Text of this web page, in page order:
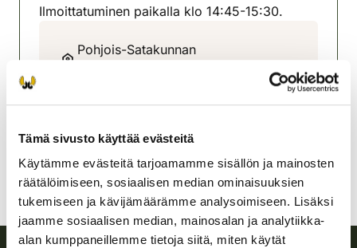
Tämä sivusto käyttää evästeitä
Käytämme evästeitä tarjoamamme sisällön ja mainosten
räätälöimiseen, sosiaalisen median ominaisuuksien
tukemiseen ja kävijämäärämme analysoimiseen. Lisäksi
jaamme sosiaalisen median, mainosalan ja analytiikka-
alan kumppaneillemme tietoja siitä, miten käytät
Ilmoittatuminen paikalla klo 14:45-15:30.
Pohjois-Satakunnan
040-5500001